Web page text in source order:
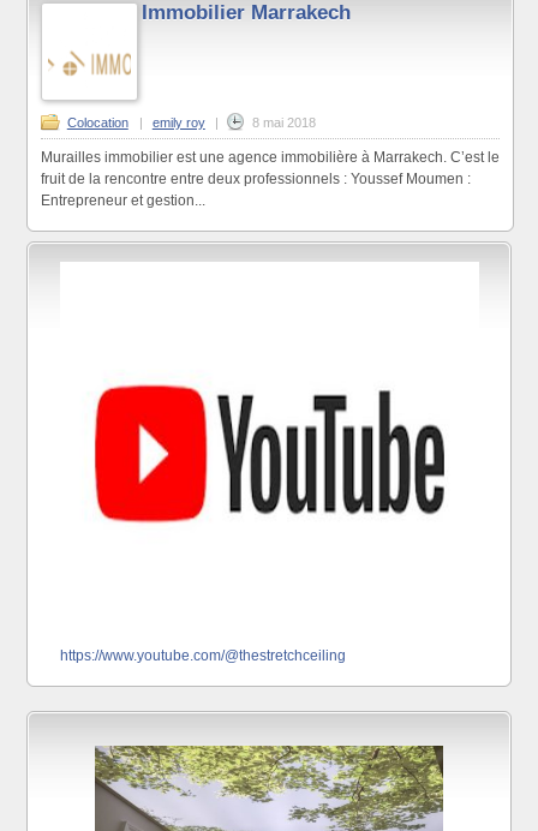
Immobilier Marrakech
Colocation | emily roy | 8 mai 2018
Murailles immobilier est une agence immobilière à Marrakech. C’est le
fruit de la rencontre entre deux professionnels : Youssef Moumen :
Entrepreneur et gestion...
https://www.youtube.com/@thestretchceiling